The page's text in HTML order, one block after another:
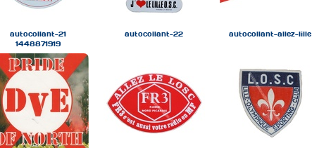
autocollant-21
1448871919
autocollant-22 autocollant-allez-lille